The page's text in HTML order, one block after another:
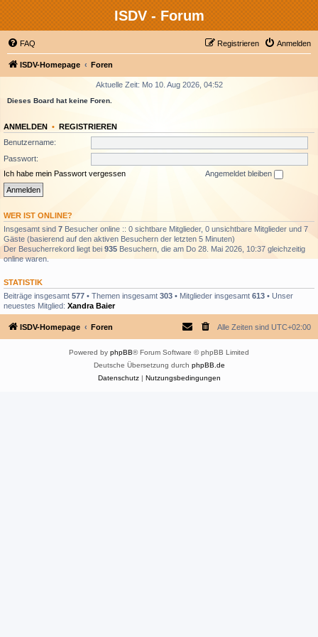
ISDV - Forum
FAQ Anmelden
Registrieren
ISDV-Homepage Foren
Aktuelle Zeit: Mo 10. Aug 2026, 04:52
Dieses Board hat keine Foren.
ANMELDEN • REGISTRIEREN
Benutzername:
Passwort:
Ich habe mein Passwort vergessen
Angemeldet bleiben
WER IST ONLINE?
Insgesamt sind 7 Besucher online :: 0 sichtbare Mitglieder, 0 unsichtbare Mitglieder und 7
Gäste (basierend auf den aktiven Besuchern der letzten 5 Minuten)
Der Besucherrekord liegt bei 935 Besuchern, die am Do 28. Mai 2026, 10:37 gleichzeitig
online waren.
STATISTIK
Beiträge insgesamt 577 • Themen insgesamt 303 • Mitglieder insgesamt 613 • Unser
neuestes Mitglied: Xandra Baier
ISDV-Homepage Foren Alle Zeiten sind UTC+02:00
Powered by phpBB® Forum Software © phpBB Limited
Deutsche Übersetzung durch phpBB.de
Datenschutz| Nutzungsbedingungen